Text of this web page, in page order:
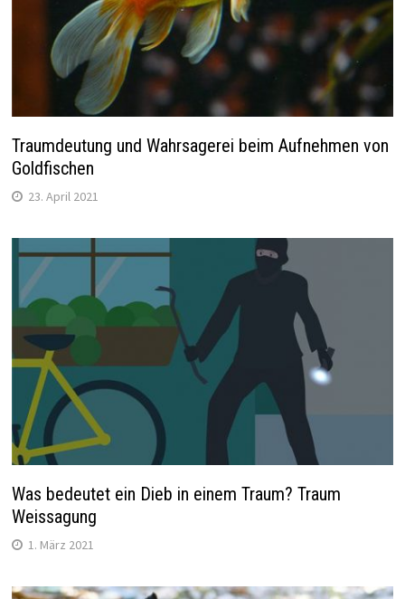
Traumdeutung und Wahrsagerei beim Aufnehmen von
Goldfischen
23. April 2021
Was bedeutet ein Dieb in einem Traum? Traum
Weissagung
1. März 2021